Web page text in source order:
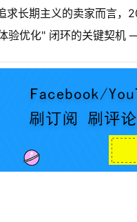
求长期主义的卖家而言，
验优化" 闭环的关键契机